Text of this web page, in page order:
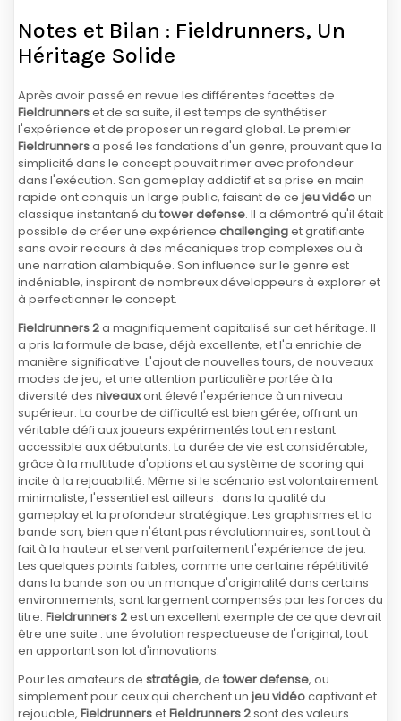
Notes et Bilan : Fieldrunners, Un
Héritage Solide
Après avoir passé en revue les différentes facettes de
Fieldrunnerset de sa suite, il est temps de synthétiser
l'expérience et de proposer un regard global. Le premier
Fieldrunnersa posé les fondations d'un genre, prouvant que la
simplicité dans le concept pouvait rimer avec profondeur
dans l'exécution. Son gameplay addictif et sa prise en main
rapide ont conquis un large public, faisant de ce jeu vidéoun
classique instantané du tower defense. Il a démontré qu'il était
possible de créer une expérience challenginget gratifiante
sans avoir recours à des mécaniques trop complexes ou à
une narration alambiquée. Son influence sur le genre est
indéniable, inspirant de nombreux développeurs à explorer et
à perfectionner le concept.
Fieldrunners 2a magnifiquement capitalisé sur cet héritage. Il
a pris la formule de base, déjà excellente, et l'a enrichie de
manière significative. L'ajout de nouvelles tours, de nouveaux
modes de jeu, et une attention particulière portée à la
diversité des niveauxont élevé l'expérience à un niveau
supérieur. La courbe de difficulté est bien gérée, offrant un
véritable défi aux joueurs expérimentés tout en restant
accessible aux débutants. La durée de vie est considérable,
grâce à la multitude d'options et au système de scoring qui
incite à la rejouabilité. Même si le scénario est volontairement
minimaliste, l'essentiel est ailleurs : dans la qualité du
gameplay et la profondeur stratégique. Les graphismes et la
bande son, bien que n'étant pas révolutionnaires, sont tout à
fait à la hauteur et servent parfaitement l'expérience de jeu.
Les quelques points faibles, comme une certaine répétitivité
dans la bande son ou un manque d'originalité dans certains
environnements, sont largement compensés par les forces du
titre. Fieldrunners 2est un excellent exemple de ce que devrait
être une suite : une évolution respectueuse de l'original, tout
en apportant son lot d'innovations.
Pour les amateurs de stratégie, de tower defense, ou
simplement pour ceux qui cherchent un jeu vidéocaptivant et
rejouable, FieldrunnersetFieldrunners 2sont des valeurs